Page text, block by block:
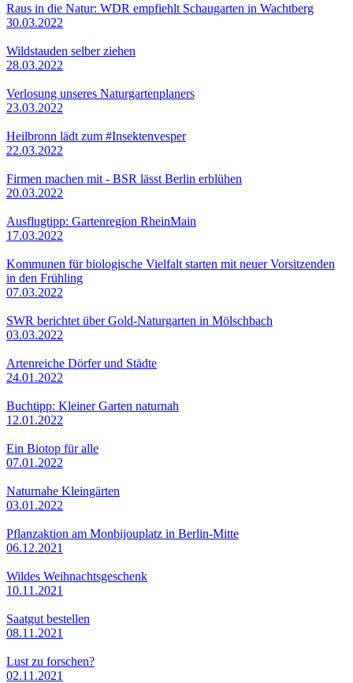
Raus in die Natur: WDR empfiehlt Schaugarten in Wachtberg
30.03.2022
Wildstauden selber ziehen
28.03.2022
Verlosung unseres Naturgartenplaners
23.03.2022
Heilbronn lädt zum #Insektenvesper
22.03.2022
Firmen machen mit - BSR lässt Berlin erblühen
20.03.2022
Ausflugtipp: Gartenregion RheinMain
17.03.2022
Kommunen für biologische Vielfalt starten mit neuer Vorsitzenden
in den Frühling
07.03.2022
SWR berichtet über Gold-Naturgarten in Mölschbach
03.03.2022
Artenreiche Dörfer und Städte
24.01.2022
Buchtipp: Kleiner Garten naturnah
12.01.2022
Ein Biotop für alle
07.01.2022
Naturnahe Kleingärten
03.01.2022
Pflanzaktion am Monbijouplatz in Berlin-Mitte
06.12.2021
Wildes Weihnachtsgeschenk
10.11.2021
Saatgut bestellen
08.11.2021
Lust zu forschen?
02.11.2021